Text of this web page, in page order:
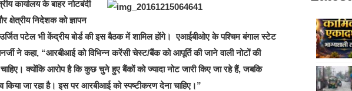
कार्यालय के बाहर नोटबंदी
क्षेत्रीय निदेशक को ज्ञापन
पटेल भी केंद्रीय बोर्ड की इस बैठक में शामिल होंगे। एआईबीओए के पश्चिम बंगाल स्टेट
ने कहा, “आरबीआई को विभिन्न करेंसी चेस्ट/बैंक को आपूर्ति की जाने वाली नोटों की
क्योंकि आरोप है कि कुछ चुने हुए बैंकों को ज्यादा नोट जारी किए जा रहे हैं, जबकि
किया जा रहा है। इस पर आरबीआई को स्पष्टीकरण देना चाहिए।”